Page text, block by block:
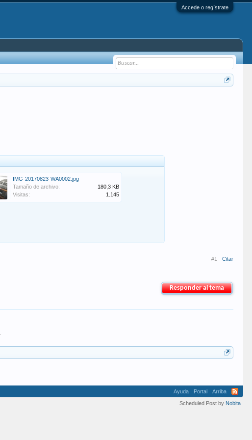
Accede o regístrate
IMG-20170823-WA0002.jpg
Tamaño de archivo:
180,3 KB
Visitas:
1.145
#1 Citar
Responder al tema
Ayuda Portal
Arriba
Scheduled Post by Nobita